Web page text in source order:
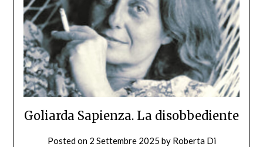
Goliarda Sapienza. La disobbediente
Posted on 2 Settembre 2025 by Roberta Di